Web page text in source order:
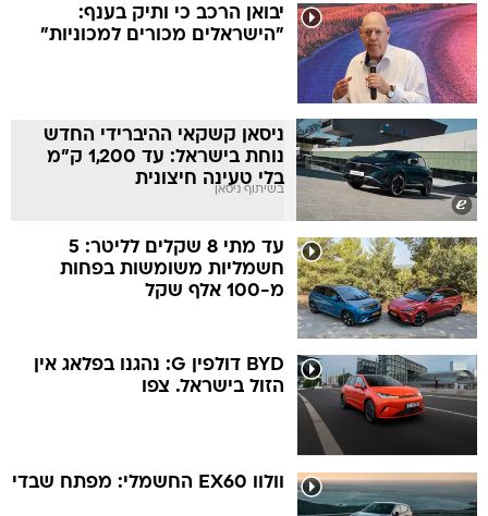
יבואן הרכב כי ותיק בענף:
"הישראלים מכורים למכוניות"
ניסאן קשקאי ההיברידי החדש
נוחת בישראל: עד 1,200 ק"מ
בלי טעינה חיצונית
בשיתוף ניסאן
עד מתי 8 שקלים לליטר: 5
חשמליות משומשות בפחות
מ-100 אלף שקל
BYD דולפין G: נהגנו בפלאג אין
הזול בישראל. צפו
וולוו EX60 החשמלי: מפתח שבדי